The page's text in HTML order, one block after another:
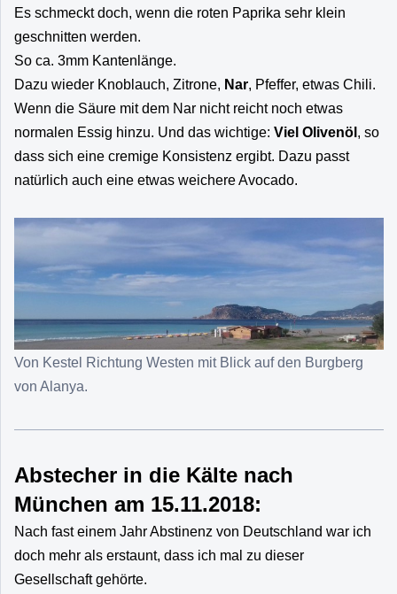
Es schmeckt doch, wenn die roten Paprika sehr klein
geschnitten werden.
So ca. 3mm Kantenlänge.
Dazu wieder Knoblauch, Zitrone, Nar, Pfeffer, etwas Chili.
Wenn die Säure mit dem Nar nicht reicht noch etwas
normalen Essig hinzu. Und das wichtige: Viel Olivenöl , so
dass sich eine cremige Konsistenz ergibt. Dazu passt
natürlich auch eine etwas weichere Avocado.
Von Kestel Richtung Westen mit Blick auf den Burgberg
von Alanya.
Abstecher in die Kälte nach
München am 15.11.2018:
Nach fast einem Jahr Abstinenz von Deutschland war ich
doch mehr als erstaunt, dass ich mal zu dieser
Gesellschaft gehörte.